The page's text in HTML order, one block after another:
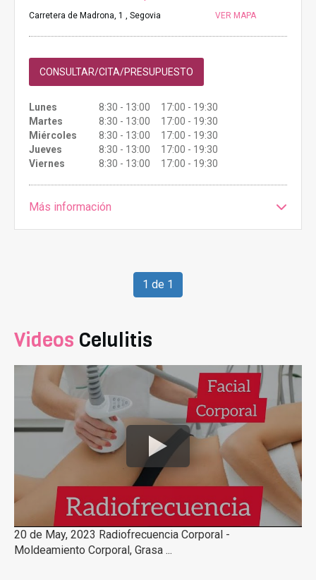
Carretera de Madrona, 1 , Segovia VER MAPA
CONSULTAR/CITA/PRESUPUESTO
Lunes
8:30 - 13:00 17:00 - 19:30
Martes
8:30 - 13:00 17:00 - 19:30
Miércoles
8:30 - 13:00 17:00 - 19:30
Jueves
8:30 - 13:00 17:00 - 19:30
Viernes
8:30 - 13:00 17:00 - 19:30
Más información
1 de 1
Videos Celulitis
20 de May, 2023 Radiofrecuencia Corporal -
Moldeamiento Corporal, Grasa ...